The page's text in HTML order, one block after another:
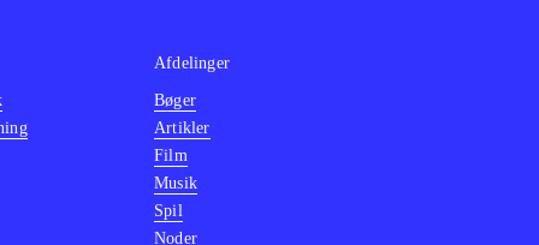
Afdelinger
Bøger
Artikler
Film
Musik
Spil
Noder